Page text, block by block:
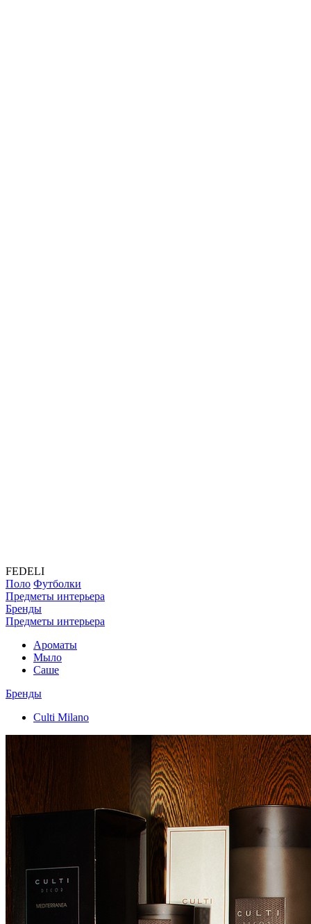
FEDELI
Поло Футболки
Предметы интерьера
Бренды
Предметы интерьера
Ароматы
Мыло
Саше
Бренды
Culti Milano